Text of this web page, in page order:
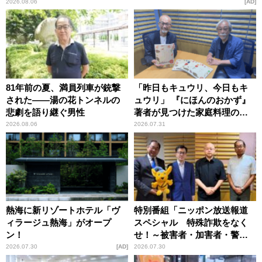
2026.08.06 AD
81年前の夏、満員列車が銃撃
された――湯の花トンネルの
悲劇を語り継ぐ男性
2026.08.06
「昨日もキュウリ、今日もキ
ュウリ」 『にほんのおかず』
著者が見つけた家庭料理の知
恵
2026.07.31
熱海に新リゾートホテル「ヴ
ィラージュ熱海」がオープ
ン！
2026.07.30 AD
特別番組「ニッポン放送報道
スペシャル 特殊詐欺をなく
せ！～被害者・加害者・警視
庁が語るトクリュウの実態
～」放送
2026.07.30